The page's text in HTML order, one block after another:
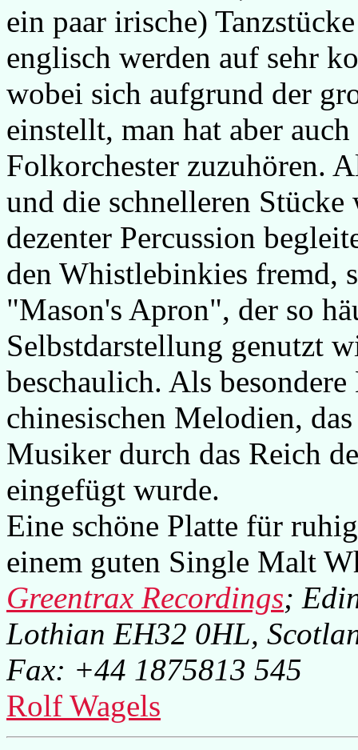
ein paar irische)
englisch werden auf sehr
wobei sich aufgrund der
einstellt, man hat aber
Folkorchester zuzuhören.
und die schnelleren
dezenter Percussion
den Whistlebinkies fremd,
"Mason's Apron", der so
Selbstdarstellung genutzt
beschaulich. Als
chinesischen Melodien,
Musiker durch das Reich
eingefügt wurde.
Eine schöne Platte für
einem guten Single Malt
Greentrax Recordings;
Lothian EH32 0HL,
Fax: +44 1875813 545
Rolf Wagels